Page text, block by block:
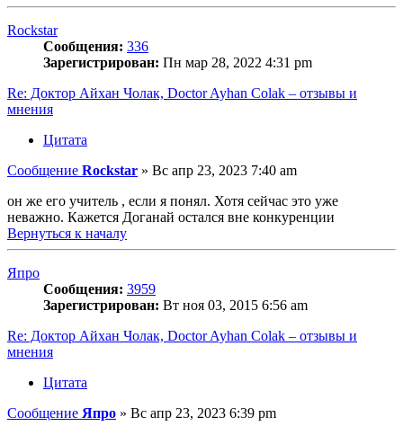
Rockstar
Сообщения: 336
Зарегистрирован: Пн мар 28, 2022 4:31 pm
Re: Доктор Айхан Чолак, Doctor Ayhan Colak – отзывы и
мнения
Цитата
Сообщение Rockstar » Вс апр 23, 2023 7:40 am
он же его учитель , если я понял. Хотя сейчас это уже
неважно. Кажется Доганай остался вне конкуренции
Вернуться к началу
Япро
Сообщения: 3959
Зарегистрирован: Вт ноя 03, 2015 6:56 am
Re: Доктор Айхан Чолак, Doctor Ayhan Colak – отзывы и
мнения
Цитата
Сообщение Япро » Вс апр 23, 2023 6:39 pm